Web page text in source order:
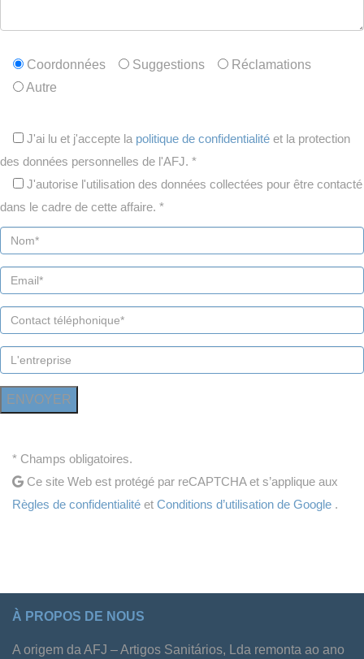
Coordonnées Suggestions
Réclamations
Autre
J'ai lu et j'accepte la politique de confidentialité et la protection
des données personnelles de l'AFJ. *
J'autorise l'utilisation des données collectées pour être contacté
dans le cadre de cette affaire. *
* Champs obligatoires.
Ce site Web est protégé par reCAPTCHA et s’applique aux
Règles de confidentialité et Conditions d’utilisation de Google .
À PROPOS DE NOUS
A origem da AFJ – Artigos Sanitários, Lda remonta ao ano